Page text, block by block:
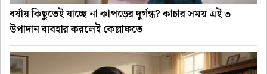
বর্ষায় কিছুতেই যাচ্ছে না কাপড়ের দুর্গন্ধ? কাচার সময় এই ৩
উপাদান ব্যবহার করলেই কেল্লাফতে